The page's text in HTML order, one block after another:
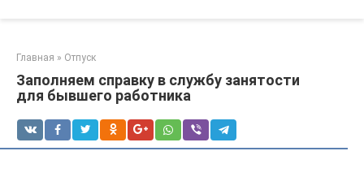
Главная » Отпуск
Заполняем справку в службу занятости
для бывшего работника